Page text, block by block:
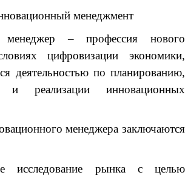
менеджмент
менеджер – профессия нового
цифровизации экономики,
деятельностью по планированию,
и реализации инновационных
менеджера заключаются
исследование рынка с целью